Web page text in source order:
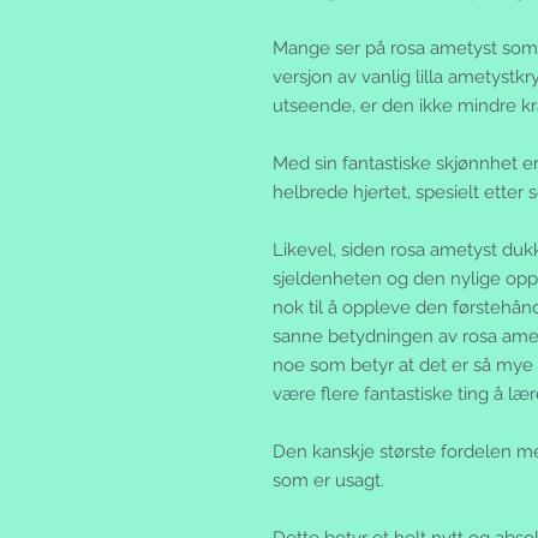
Mange ser på rosa ametyst
versjon av vanlig lilla
utseende, er den ikke mindre
Med sin fantastiske skjønnhet
helbrede hjertet, spesielt etter
Likevel, siden rosa ametyst
sjeldenheten og den nylige
nok til å oppleve den
sanne betydningen av rosa
noe som betyr at det er så
være flere fantastiske ting å
Den kanskje største fordelen
som er usagt.